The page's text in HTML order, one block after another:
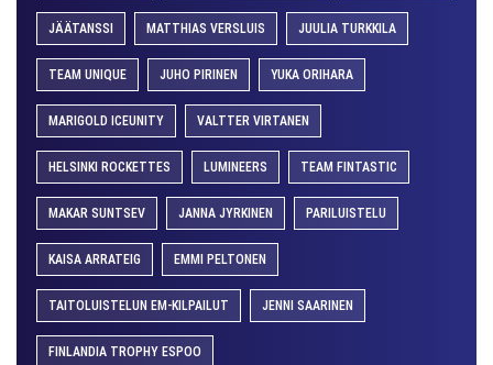
JÄÄTANSSI MATTHIAS VERSLUIS JUULIA TURKKILA
TEAM UNIQUE JUHO PIRINEN YUKA ORIHARA
MARIGOLD ICEUNITY VALTTER VIRTANEN
HELSINKI ROCKETTES LUMINEERS TEAM FINTASTIC
MAKAR SUNTSEV JANNA JYRKINEN PARILUISTELU
KAISA ARRATEIG EMMI PELTONEN
TAITOLUISTELUN EM-KILPAILUT JENNI SAARINEN
FINLANDIA TROPHY ESPOO